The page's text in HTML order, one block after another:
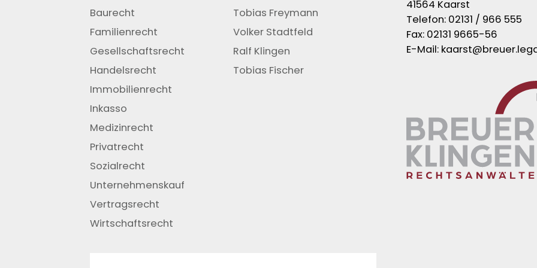
Baurecht
Familienrecht
Gesellschaftsrecht
Handelsrecht
Immobilienrecht
Inkasso
Medizinrecht
Privatrecht
Sozialrecht
Unternehmenskauf
Vertragsrecht
Wirtschaftsrecht
Tobias Freymann
Volker Stadtfeld
Ralf Klingen
Tobias Fischer
41564 Kaarst
Telefon: 02131 / 966 555
Fax: 02131 9665-56
E-Mail: